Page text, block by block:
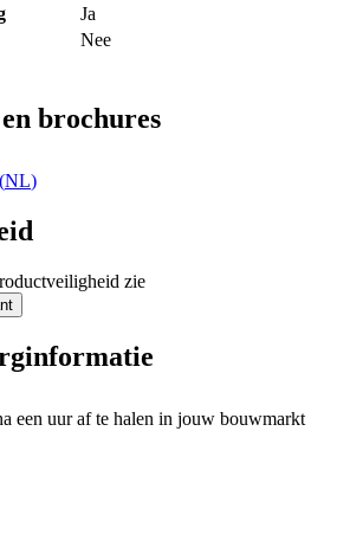
Ja
Nee
brochures
NL)
zie
een uur af te halen in jouw bouwmarkt